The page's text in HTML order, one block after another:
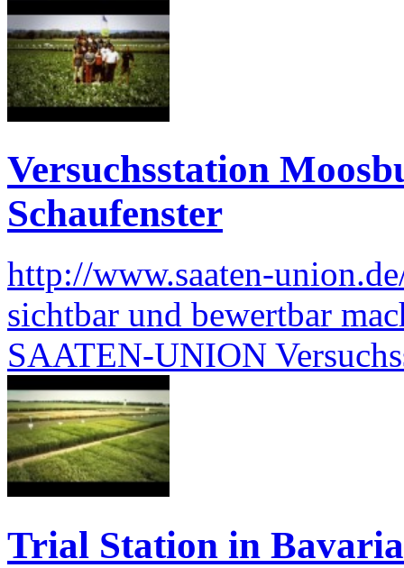
Versuchsstation
Schaufenster
http://www.saaten-
sichtbar und bewertbar
SAATEN-UNION
Trial Station in